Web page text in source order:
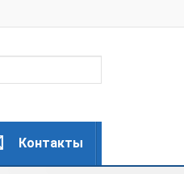
Контакты